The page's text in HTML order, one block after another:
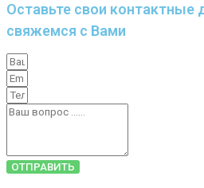
Оставьте свои контактные
свяжемся с Вами
ОТПРАВИТЬ